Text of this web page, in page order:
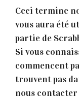
Ceci termine
vous aura été
partie de
Si vous
commencent
trouvent pas
nous contacter